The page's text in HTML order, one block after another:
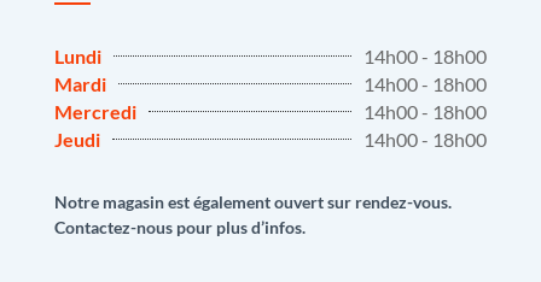
Lundi
14h00 - 18h00
Mardi
14h00 - 18h00
Mercredi
14h00 - 18h00
Jeudi
14h00 - 18h00
Notre magasin est également ouvert sur rendez-vous.
Contactez-nous pour plus d’infos.